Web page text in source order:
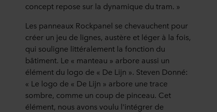
concept repose sur la dynamique du tram. »
Les panneaux Rockpanel se chevauchent pour
créer un jeu de lignes, austère et léger à la fois,
qui souligne littéralement la fonction du
bâtiment. Le « manteau » arbore aussi un
élément du logo de « De Lijn ». Steven Donné:
« Le logo de « De Lijn » arbore une trace
sombre, comme un coup de pinceau. Cet
élément, nous avons voulu l'intégrer de